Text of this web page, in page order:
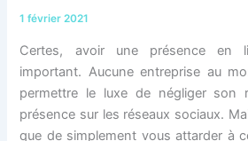
1 février 2021
Certes, avoir une présence en
important. Aucune entreprise au
permettre le luxe de négliger son
présence sur les réseaux sociaux.
que de simplement vous attarder à